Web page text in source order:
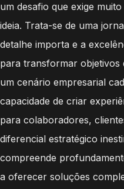
um desafio que exige
ideia. Trata-se de uma
detalhe importa e a
para transformar objetivos
um cenário empresarial
capacidade de criar
para colaboradores,
diferencial estratégico
compreende
a oferecer soluções